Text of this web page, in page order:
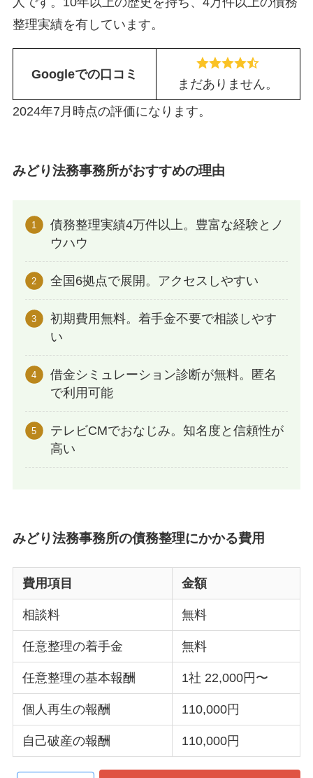
整理実績を有しています。
Googleでの口コミ
まだありません。
2024年7月時点の評価になります。
みどり法務事務所がおすすめの理由
債務整理実績4万件以上。豊富な経験とノ
ウハウ
全国6拠点で展開。アクセスしやすい
初期費用無料。着手金不要で相談しやす
い
借金シミュレーション診断が無料。匿名
で利用可能
テレビCMでおなじみ。知名度と信頼性が
高い
みどり法務事務所の債務整理にかかる費用
費用項目 金額
相談料 無料
任意整理の着手金 無料
任意整理の基本報酬 1社 22,000円〜
個人再生の報酬 110,000円
自己破産の報酬 110,000円